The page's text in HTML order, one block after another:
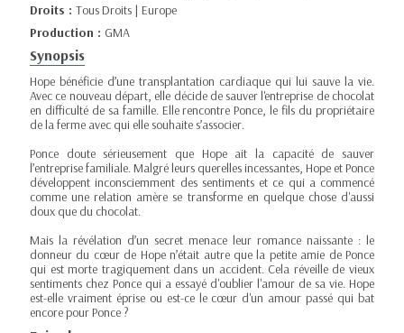
Droits : Tous Droits | Europe
Production : GMA
Synopsis
Hope bénéficie d’une transplantation cardiaque qui lui sauve la vie.
Avec ce nouveau départ, elle décide de sauver l'entreprise de chocolat
en difficulté de sa famille. Elle rencontre Ponce, le fils du propriétaire
de la ferme avec qui elle souhaite s’associer.
Ponce doute sérieusement que Hope ait la capacité de sauver
l’entreprise familiale. Malgré leurs querelles incessantes, Hope et Ponce
développent inconsciemment des sentiments et ce qui a commencé
comme une relation amère se transforme en quelque chose d'aussi
doux que du chocolat.
Mais la révélation d’un secret menace leur romance naissante : le
donneur du cœur de Hope n’était autre que la petite amie de Ponce
qui est morte tragiquement dans un accident. Cela réveille de vieux
sentiments chez Ponce qui a essayé d'oublier l'amour de sa vie. Hope
est-elle vraiment éprise ou est-ce le cœur d'un amour passé qui bat
encore pour Ponce ?